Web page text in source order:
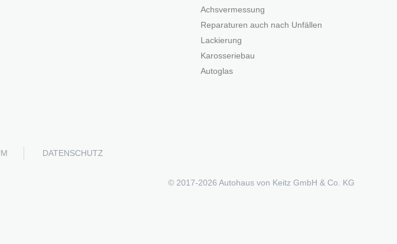
Achsvermessung
Reparaturen auch nach Unfällen
Lackierung
Karosseriebau
Autoglas
DATENSCHUTZ
© 2017-2026 Autohaus von Keitz GmbH & Co. KG